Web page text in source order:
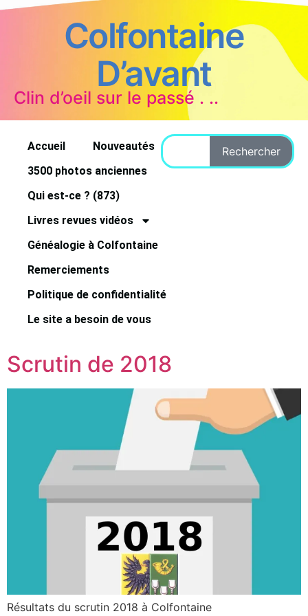
Colfontaine
D’avant
Clin d’oeil sur le passé . ..
Accueil
Nouveautés
3500 photos anciennes
Qui est-ce ? (873)
Livres revues vidéos
Généalogie à Colfontaine
Remerciements
Politique de confidentialité
Le site a besoin de vous
Rechercher
Scrutin de 2018
Résultats du scrutin 2018 à Colfontaine